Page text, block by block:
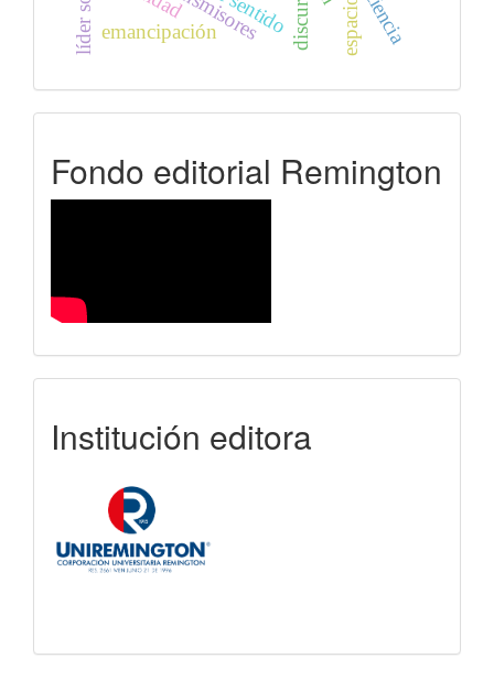
emancipación discurso espaciociencia
Fondo editorial Remington
Institución editora